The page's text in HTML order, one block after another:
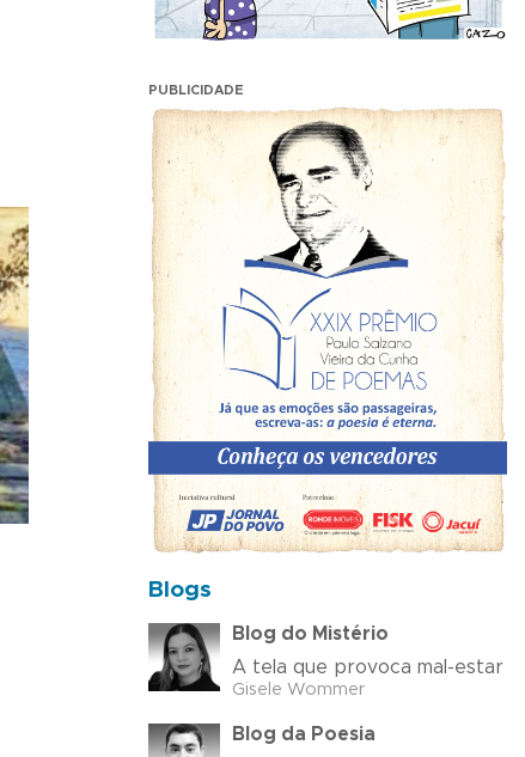
PUBLICIDADE
Blogs
Blog do Mistério
A tela que provoca mal-estar
Gisele Wommer
Blog da Poesia